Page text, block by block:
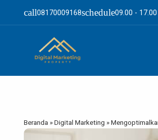
call08170009168schedule09.00 - 17.00
Beranda »Digital Marketing »